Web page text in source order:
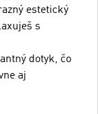
estetický
s
dotyk, čo
aj